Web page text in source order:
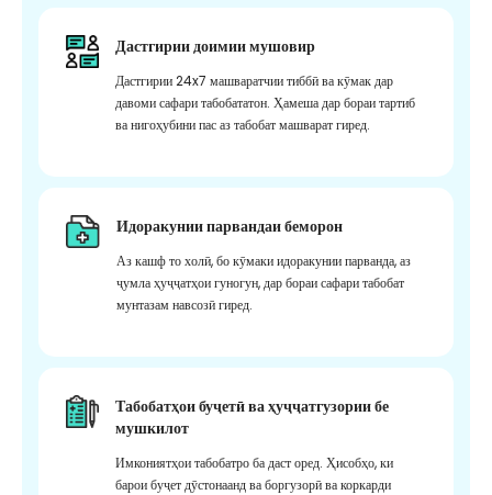
Дастгирии доимии мушовир
Дастгирии 24x7 машваратчии тиббӣ ва кӯмак дар
давоми сафари табобататон. Ҳамеша дар бораи тартиб
ва нигоҳубини пас аз табобат машварат гиред.
Идоракунии парвандаи беморон
Аз кашф то холӣ, бо кӯмаки идоракунии парванда, аз
ҷумла ҳуҷҷатҳои гуногун, дар бораи сафари табобат
мунтазам навсозӣ гиред.
Табобатҳои буҷетӣ ва ҳуҷҷатгузории бе
мушкилот
Имкониятҳои табобатро ба даст оред. Ҳисобҳо, ки
барои буҷет дӯстонаанд ва боргузорӣ ва коркарди